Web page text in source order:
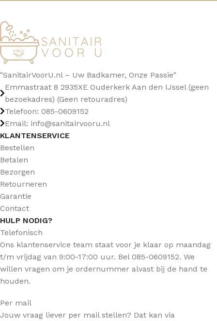
"SanitairVoorU.nl – Uw Badkamer, Onze Passie"
Emmastraat 8 2935XE Ouderkerk Aan den IJssel (geen
bezoekadres) (Geen retouradres)
Telefoon: 085-0609152
Email: info@sanitairvooru.nl
KLANTENSERVICE
Bestellen
Betalen
Bezorgen
Retourneren
Garantie
Contact
HULP NODIG?
Telefonisch
Ons klantenservice team staat voor je klaar op maandag
t/m vrijdag van 9:00-17:00 uur. Bel 085-0609152. We
willen vragen om je ordernummer alvast bij de hand te
houden.
Per mail
Jouw vraag liever per mail stellen? Dat kan via